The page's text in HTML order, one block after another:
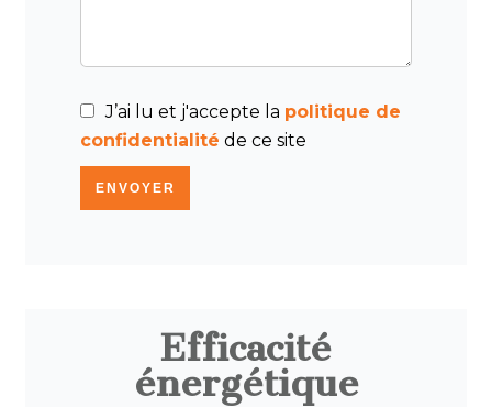
J’ai lu et j'accepte la politique de
confidentialité de ce site
ENVOYER
Efficacité
énergétique